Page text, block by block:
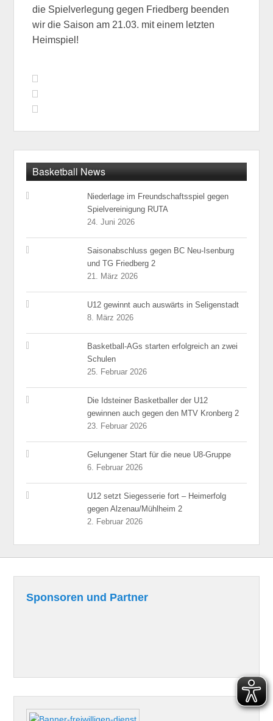
die Spielverlegung gegen Friedberg beenden
wir die Saison am 21.03. mit einem letzten
Heimspiel!
Basketball News
Niederlage im Freundschaftsspiel gegen
Spielvereinigung RUTA
24. Juni 2026
Saisonabschluss gegen BC Neu-Isenburg
und TG Friedberg 2
21. März 2026
U12 gewinnt auch auswärts in Seligenstadt
8. März 2026
Basketball-AGs starten erfolgreich an zwei
Schulen
25. Februar 2026
Die Idsteiner Basketballer der U12
gewinnen auch gegen den MTV Kronberg 2
23. Februar 2026
Gelungener Start für die neue U8-Gruppe
6. Februar 2026
U12 setzt Siegesserie fort – Heimerfolg
gegen Alzenau/Mühlheim 2
2. Februar 2026
Sponsoren und Partner